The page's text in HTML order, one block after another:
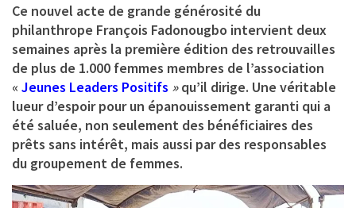
Ce nouvel acte de grande générosité du
philanthrope François Fadonougbo intervient deux
semaines après la première édition des retrouvailles
de plus de 1.000 femmes membres de l’association
« Jeunes Leaders Positifs »qu’il dirige. Une véritable
lueur d’espoir pour un épanouissement garanti qui a
été saluée, non seulement des bénéficiaires des
prêts sans intérêt, mais aussi par des responsables
du groupement de femmes.